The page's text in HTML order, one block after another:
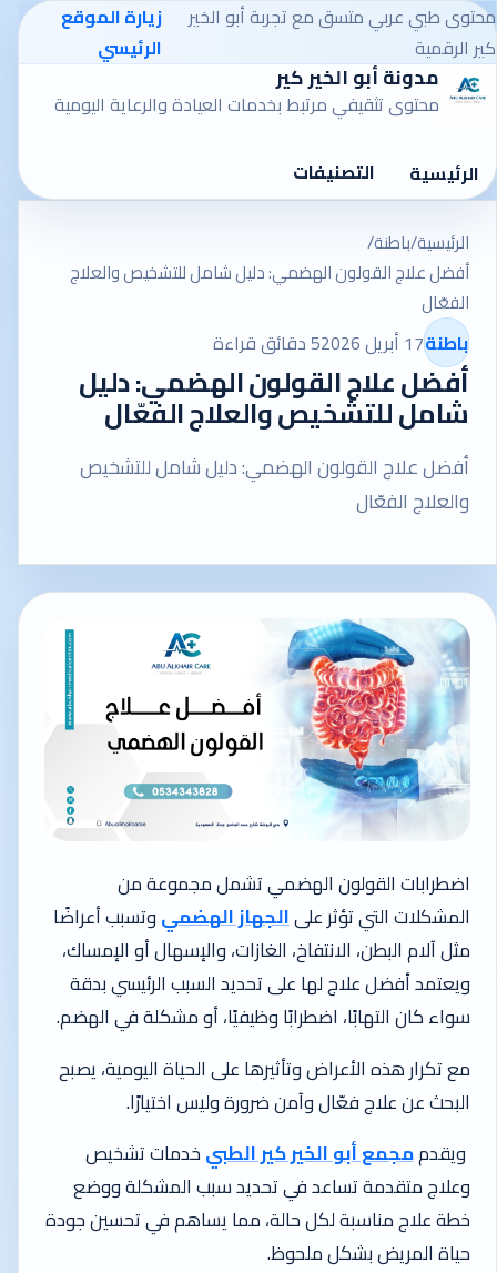
محتوى طبي عربي متسق مع تجربة أبو الخير
كير الرقمية
زيارة الموقع
الرئيسي
مدونة أبو الخير كير
محتوى تثقيفي مرتبط بخدمات العيادة والرعاية اليومية
الرئيسية التصنيفات
الرئيسية/باطنة/
أفضل علاج القولون الهضمي: دليل شامل للتشخيص والعلاج
الفعّال
باطنة17 أبريل 2026 5 دقائق قراءة
أفضل علاج القولون الهضمي: دليل
شامل للتشخيص والعلاج الفعّال
أفضل علاج القولون الهضمي: دليل شامل للتشخيص
والعلاج الفعّال
اضطرابات القولون الهضمي تشمل مجموعة من
المشكلات التي تؤثر علىالجهاز الهضميوتسبب أعراضًا
مثل آلام البطن، الانتفاخ، الغازات، والإسهال أو الإمساك،
ويعتمد أفضل علاج لها على تحديد السبب الرئيسي بدقة
سواء كان التهابًا، اضطرابًا وظيفيًا، أو مشكلة في الهضم.
مع تكرار هذه الأعراض وتأثيرها على الحياة اليومية، يصبح
البحث عن علاج فعّال وآمن ضرورة وليس اختيارًا.
ويقدممجمع أبو الخير كير الطبيخدمات تشخيص
وعلاج متقدمة تساعد في تحديد سبب المشكلة ووضع
خطة علاج مناسبة لكل حالة، مما يساهم في تحسين جودة
حياة المريض بشكل ملحوظ.